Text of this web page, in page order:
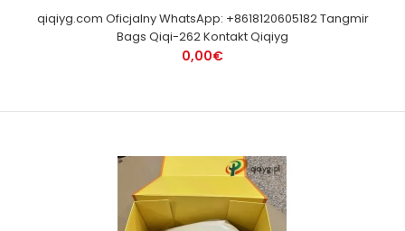
qiqiyg.com Oficjalny WhatsApp: +8618120605182 Tangmir
Bags Qiqi-262 Kontakt Qiqiyg
0,00€